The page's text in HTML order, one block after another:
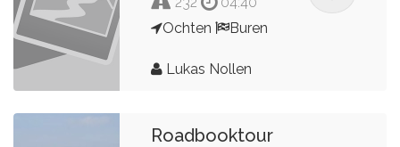
Ochten
Buren
Lukas Nollen
Roadbooktour